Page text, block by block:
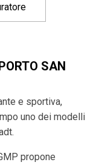
SAN
e sportiva,
uno dei modelli
propone